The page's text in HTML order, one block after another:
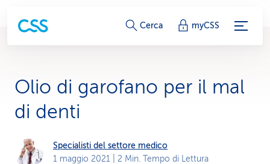
c
g
Cerca myCSS
Olio di garofano per il mal
di denti
Specialisti del settore medico
1 maggio 2021 | 2 Min. Tempo di Lettura